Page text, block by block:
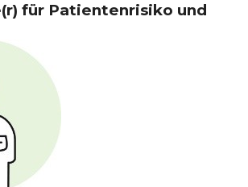
für Patientenrisiko und